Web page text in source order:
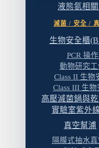
液態氮相
滅菌 / 安全 /
生物安全櫃
PCR 操
動物研究
Class II 生物
Class III 生物
高壓滅菌鍋與
實驗室紫外
真空幫浦
隔膜式抽水
真正區分等
源穩定度跟
UV-Vis 分光光
成四層:
等級